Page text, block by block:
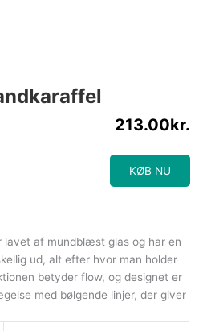
213.00kr.
KØB NU
lavet af mundblæst glas og har en
ud, alt efter hvor man holder
betyder flow, og designet er
med bølgende linjer, der giver